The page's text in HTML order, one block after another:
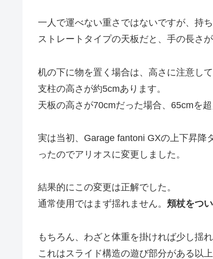
一人で運べない重さではないですが、持ち
ストレートタイプの天板だと、手の長さ
机の下に物を置く場合は、高さに注意して
支柱の高さが約5cmあります。
天板の高さが70cmだった場合、65cmを超
実は当初、Garage fantoni GXの上下昇降
ったのでアリオスに変更しました。
結果的にこの変更は正解でした。
通常使用ではまず揺れません。 頬杖をつ
もちろん、わざと体重を掛ければ少し揺れ
これはスライド構造の遊び部分がある以